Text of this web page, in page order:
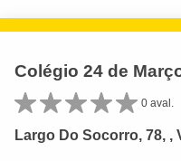
Colégio 24 de
0 aval.
Largo Do Socorro, 78, ,